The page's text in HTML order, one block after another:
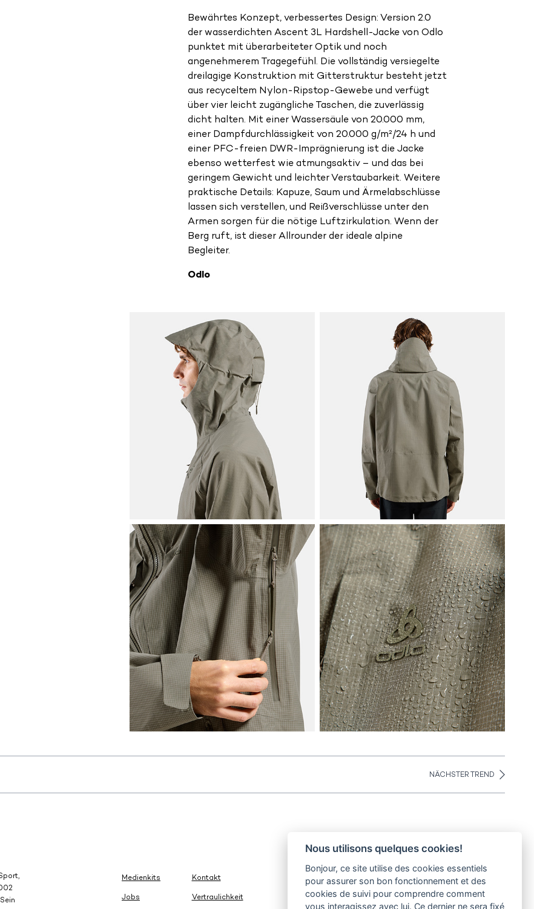
Bewährtes Konzept, verbessertes Design: Version 2.0
der wasserdichten Ascent 3L Hardshell-Jacke von Odlo
punktet mit überarbeiteter Optik und noch
angenehmerem Tragegefühl. Die vollständig versiegelte
dreilagige Konstruktion mit Gitterstruktur besteht jetzt
aus recyceltem Nylon-Ripstop-Gewebe und verfügt
über vier leicht zugängliche Taschen, die zuverlässig
dicht halten. Mit einer Wassersäule von 20.000 mm,
einer Dampfdurchlässigkeit von 20.000 g/m²/24 h und
einer PFC-freien DWR-Imprägnierung ist die Jacke
ebenso wetterfest wie atmungsaktiv – und das bei
geringem Gewicht und leichter Verstaubarkeit. Weitere
praktische Details: Kapuze, Saum und Ärmelabschlüsse
lassen sich verstellen, und Reißverschlüsse unter den
Armen sorgen für die nötige Luftzirkulation. Wenn der
Berg ruft, ist dieser Allrounder der ideale alpine
Begleiter.
Odlo
NÄCHSTER TREND
Medienkits Kontakt
Jobs Vertraulichkeit
30° magazine
Pl. de la Palud 23
1003 Lausanne
Nous utilisons quelques cookies!
Bonjour, ce site utilise des cookies essentiels
pour assurer son bon fonctionnement et des
cookies de suivi pour comprendre comment
vous interagissez avec lui. Ce dernier ne sera fixé